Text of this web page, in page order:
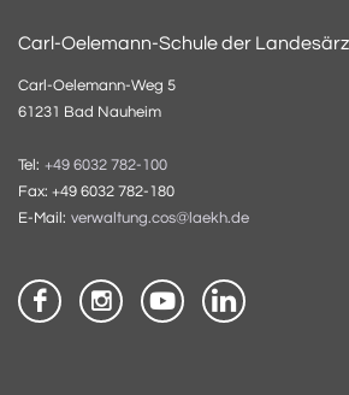
Carl-Oelemann-Schule der
Carl-Oelemann-Weg 5
61231 Bad Nauheim
Tel: +49 6032 782-100
Fax: +49 6032 782-180
E-Mail: verwaltung.cos@laekh.de